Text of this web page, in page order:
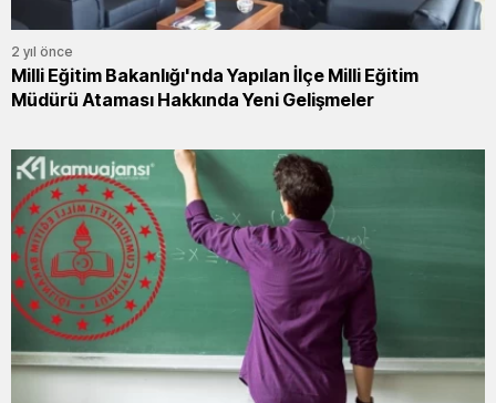
2 yıl önce
Milli Eğitim Bakanlığı'nda Yapılan İlçe Milli Eğitim
Müdürü Ataması Hakkında Yeni Gelişmeler